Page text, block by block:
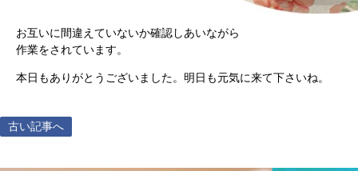
お互いに間違えていないか確認しあいながら
作業をされています。
本日もありがとうございました。明日も元気に来て下さいね。
古い記事へ